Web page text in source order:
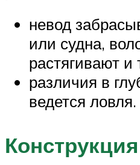
невод
или судна,
растягивают и
различия в
ведется ловля.